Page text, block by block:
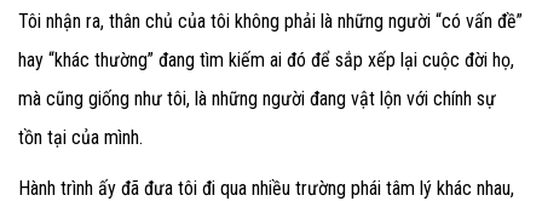
Tôi nhận ra, thân chủ của tôi không phải là những người “có vấn đề”
hay “khác thường” đang tìm kiếm ai đó để sắp xếp lại cuộc đời họ,
mà cũng giống như tôi, là những người đang vật lộn với chính sự
tồn tại của mình.
Hành trình ấy đã đưa tôi đi qua nhiều trường phái tâm lý khác nhau,